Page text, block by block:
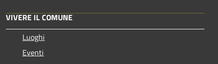
VIVERE IL COMUNE
Luoghi
Eventi